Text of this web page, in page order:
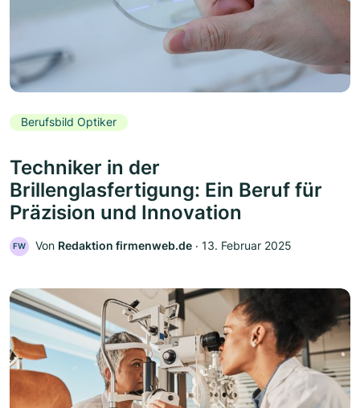
Berufsbild Optiker
Techniker in der
Brillenglasfertigung: Ein Beruf für
Präzision und Innovation
FW Von Redaktion firmenweb.de ‧ 13. Februar 2025